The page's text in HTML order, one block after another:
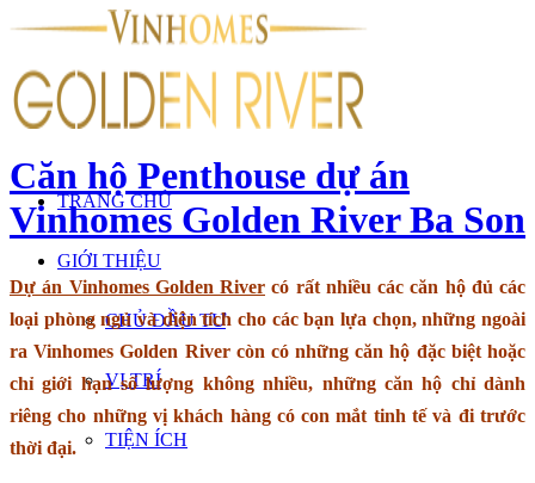
TRANG CHỦ
GIỚI THIỆU
CHỦ ĐẦU TƯ
VỊ TRÍ
TIỆN ÍCH
Căn hộ Penthouse dự án
Vinhomes Golden River Ba Son
Dự án Vinhomes Golden River có rất nhiều các căn hộ đủ các
loại phòng ngủ và diện tích cho các bạn lựa chọn, những ngoài
ra Vinhomes Golden River còn có những căn hộ đặc biệt hoặc
chỉ giới hạn số lượng không nhiều, những căn hộ chỉ dành
riêng cho những vị khách hàng có con mắt tinh tế và đi trước
thời đại.